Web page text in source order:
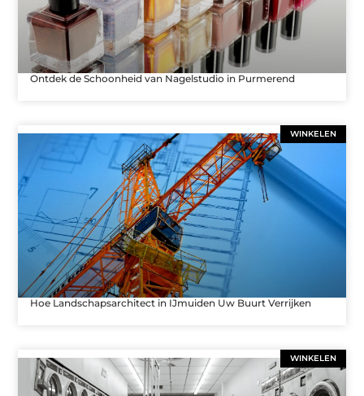
Ontdek de Schoonheid van Nagelstudio in Purmerend
WINKELEN
Hoe Landschapsarchitect in IJmuiden Uw Buurt Verrijken
WINKELEN